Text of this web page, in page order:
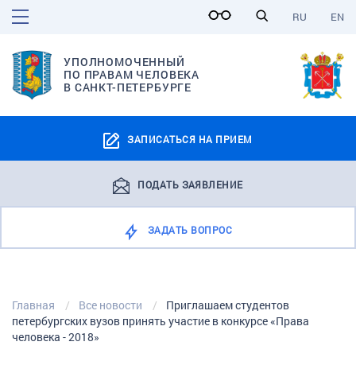
EN
RU
УПОЛНОМОЧЕННЫЙ
ПО ПРАВАМ ЧЕЛОВЕКА
В САНКТ-ПЕТЕРБУРГЕ
ЗАПИСАТЬСЯ НА ПРИЕМ
ПОДАТЬ ЗАЯВЛЕНИЕ
ЗАДАТЬ ВОПРОС
Главная Все новости
Приглашаем студентов
петербургских вузов принять участие в конкурсе «Права
человека - 2018»